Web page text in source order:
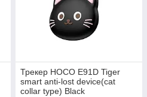
Трекер HOCO E91D Tiger
smart anti-lost device(cat
collar type) Black